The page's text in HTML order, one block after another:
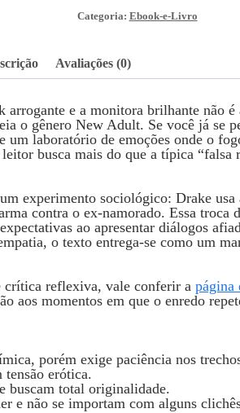
Categoria: Ebook-e-Livro
Avaliações (0)
e a monitora brilhante não é
o gênero New Adult. Se você já se
um laboratório de emoções onde o
busca mais do que a típica “falsa
experimento sociológico: Drake
contra o ex‑namorado. Essa troca
ao apresentar diálogos
o texto entrega‑se como um
crítica reflexiva, vale conferir a página
momentos em que o enredo
porém exige paciência nos
erótica.
buscam total originalidade.
e não se importam com alguns